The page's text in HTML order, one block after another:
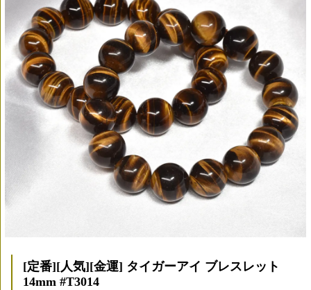
[定番][人気][金運] タイガーアイ ブレスレット
14mm #T3014